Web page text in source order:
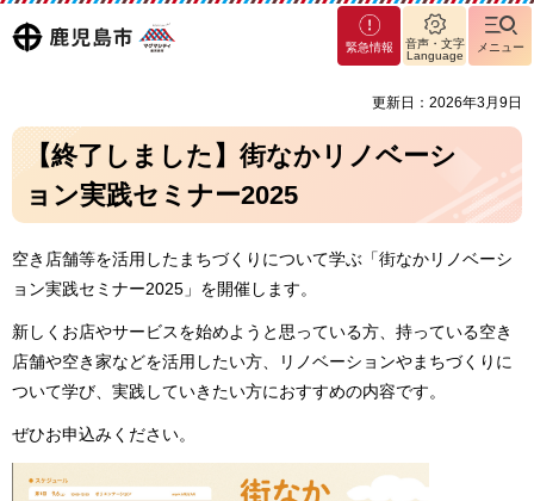
鹿児島
マグ
マシ
緊急情報
音声・文字
Language
メニュー
更新日：2026年3月9日
【終了しました】街なかリノベーシ
ョン実践セミナー2025
空き店舗等を活用したまちづくりについて学ぶ「街なかリノベーシ
ョン実践セミナー2025」を開催します。
新しくお店やサービスを始めようと思っている方、持っている空き
店舗や空き家などを活用したい方、リノベーションやまちづくりに
ついて学び、実践していきたい方におすすめの内容です。
ぜひお申込みください。